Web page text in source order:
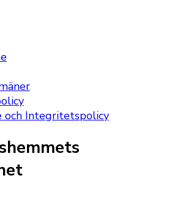
och Integritetspolicy